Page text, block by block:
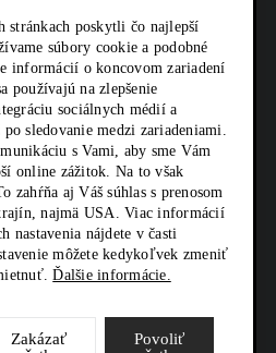
stránkach poskytli čo najlepší
súbory cookie a podobné
informácií o koncovom zariadení
používajú na zlepšenie
sociálnych médií a
sledovanie medzi zariadeniami.
s Vami, aby sme Vám
online zážitok. Na to však
zahŕňa aj Váš súhlas s prenosom
najmä USA. Viac informácií
nastavenia nájdete v časti
môžete kedykoľvek zmeniť
Ďalšie informácie.
Zakázať
Povoliť